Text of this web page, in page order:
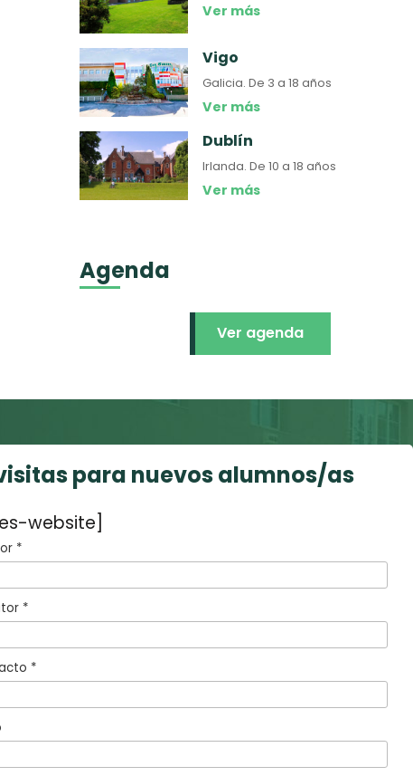
Ver más
Vigo
Galicia.De 3 a 18 años
Ver más
Dublín
Irlanda.De 10 a 18 años
Ver más
Agenda
Ver agenda
para nuevos alumnos/as
website]
*
*
*